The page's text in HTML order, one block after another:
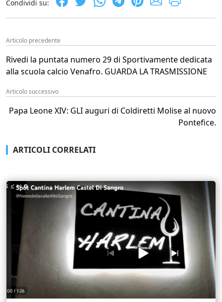
Condividi su:
Articolo precedente
Rivedi la puntata numero 29 di Sportivamente dedicata
alla scuola calcio Venafro. GUARDA LA TRASMISSIONE
Articolo successivo
Papa Leone XIV: GLI auguri di Coldiretti Molise al nuovo
Pontefice.
ARTICOLI CORRELATI